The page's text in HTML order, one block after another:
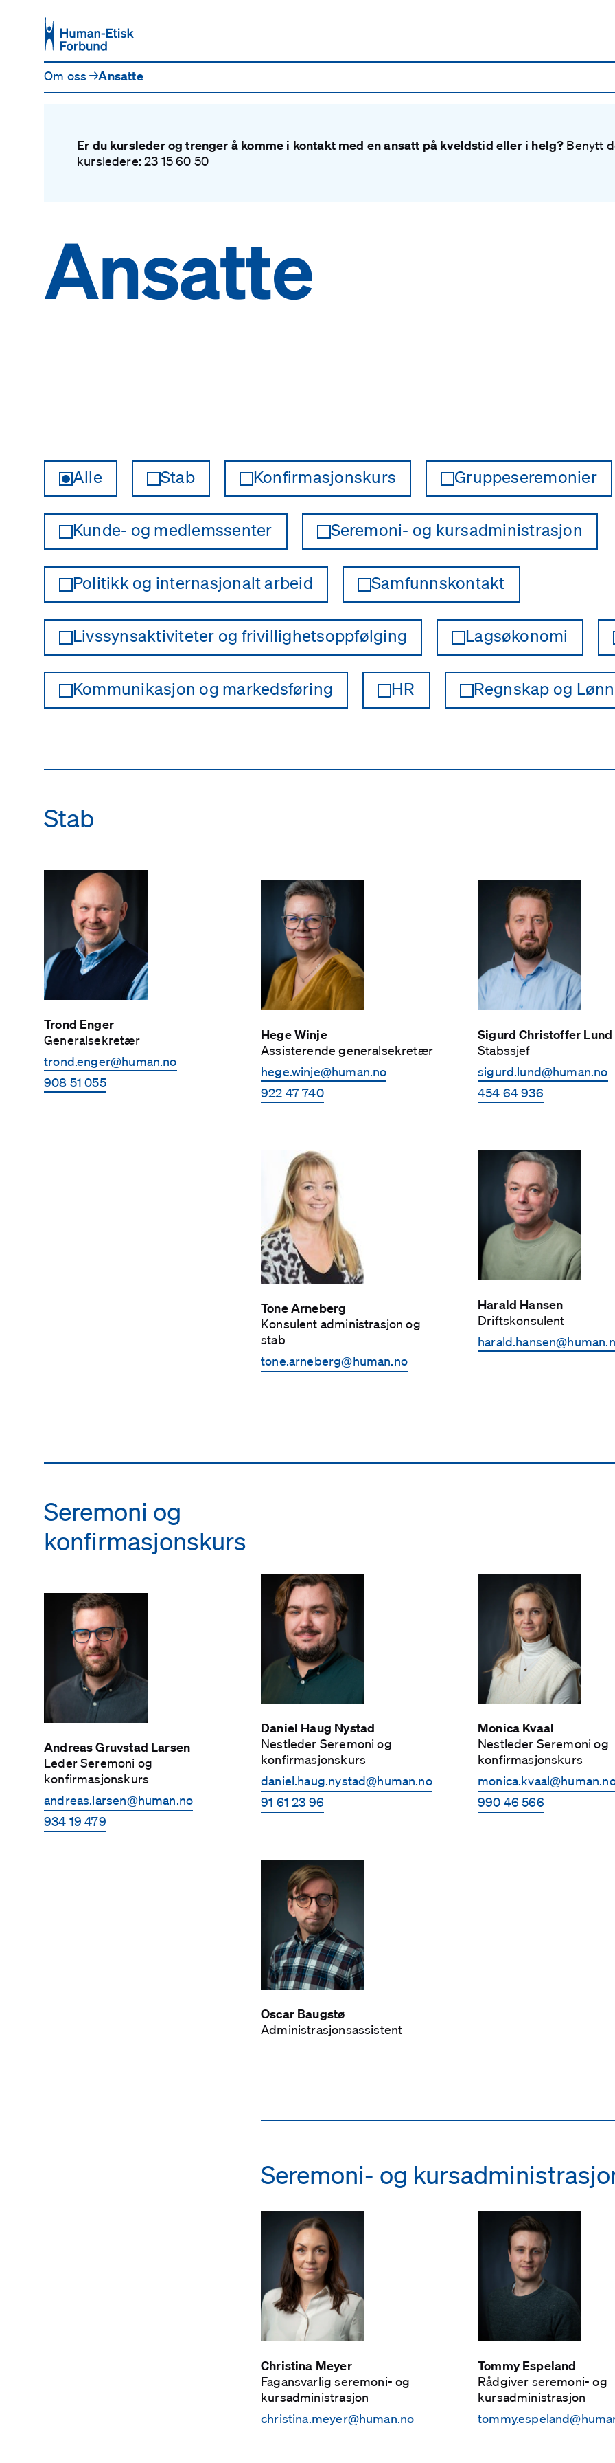
Om oss→Ansatte
Er du kursleder og trenger å komme i kontakt med en ansatt på kveldstid eller i helg? Benytt
kursledere: 23 15 60 50
Ansatte
Alle Stab Konfirmasjonskurs Gruppeseremonier
Kunde- og medlemssenter Seremoni- og kursadministrasjon
Politikk og internasjonalt arbeid Samfunnskontakt
Livssynsaktiviteter og frivillighetsoppfølging Lagsøkonomi
Kommunikasjon og markedsføring HR Regnskap og Lønn
Stab
Trond Enger
Generalsekretær
trond.enger­@human.no
908 51 055
Hege Winje
Assisterende generalsekretær
hege.winje­@human.no
922 47 740
Sigurd Christoffer Lund
Stabssjef
sigurd.lund­@human.no
454 64 936
Tone Arneberg
Konsulent administrasjon og
stab
tone.arneberg­@human.no
Harald Hansen
Drifts­konsulent
Seremoni og
konfirmasjonskurs
Andreas Gruvstad Larsen
Leder Seremoni og
konfirmasjonskurs
andreas.larsen­@human.no
934 19 479
Daniel Haug Nystad
Nest­leder Seremoni og
konfirmasjonskurs
daniel.haug.nystad­@human.no
91 61 23 96
Monica Kvaal
Nest­leder Seremoni og
konfirmasjonskurs
990 46 566
Oscar Baugstø
Administrasjons­assistent
Seremoni- og
Christina Meyer
Fagansvarlig seremoni- og
kursadministrasjon
christina.meyer­@human.no
Tommy Espeland
Rådgiver seremoni- og
kursadministrasjon